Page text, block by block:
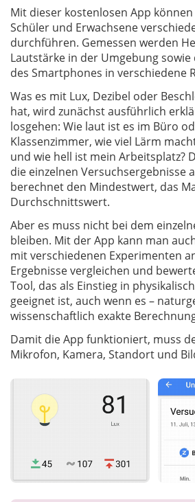
Mit dieser kostenlosen App
Schüler und Erwachsene
durchführen. Gemessen werden
Lautstärke in der Umgebung
des Smartphones in verschiedene
Was es mit Lux, Dezibel oder
hat, wird zunächst ausführlich
losgehen: Wie laut ist es im Büro
Klassenzimmer, wie viel Lärm
und wie hell ist mein Arbeitsplatz?
die einzelnen Versuchsergebnisse
berechnet den Mindestwert, das
Durchschnittswert.
Aber es muss nicht bei dem
bleiben. Mit der App kann man
mit verschiedenen Experimenten
Ergebnisse vergleichen und
Tool, das als Einstieg in
geeignet ist, auch wenn es –
wissenschaftlich exakte
Damit die App funktioniert, muss
Mikrofon, Kamera, Standort und